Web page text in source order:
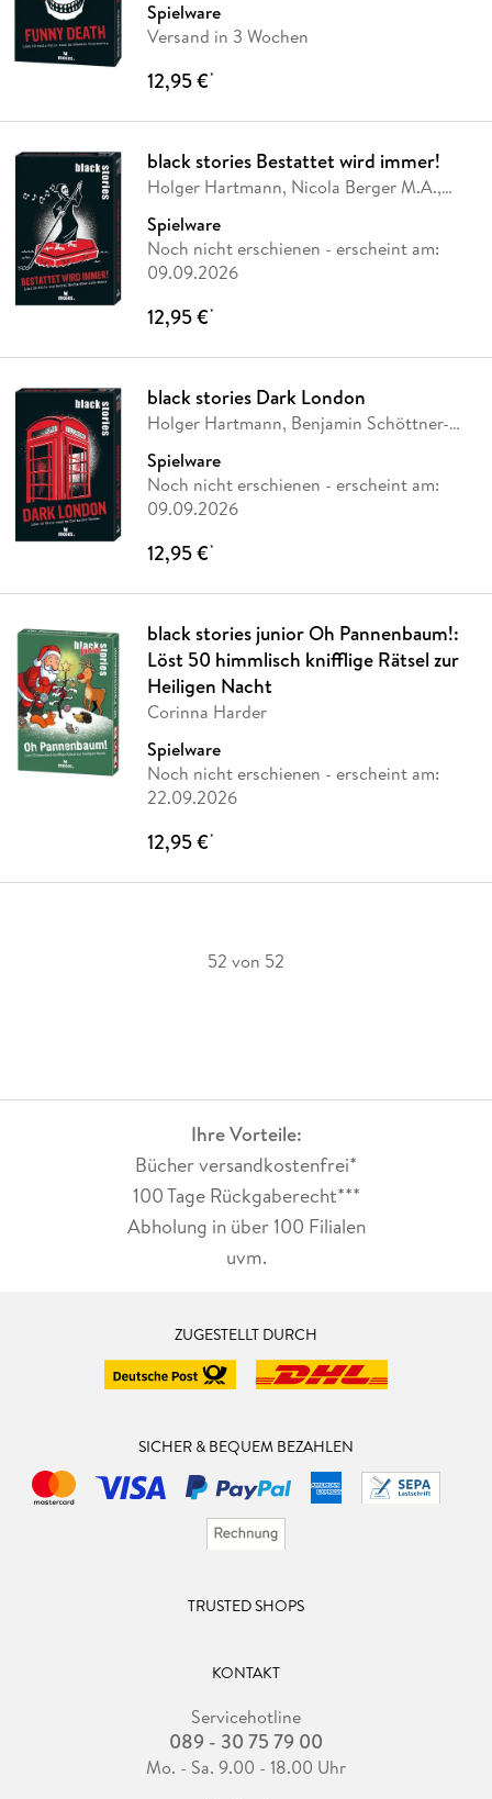
Spielware
Versand in 3 Wochen
12,95 €*
black stories Bestattet wird immer!
Holger Hartmann, Nicola Berger M.A.,
Spielware
Noch nicht erschienen - erscheint am:
09.09.2026
12,95 €*
black stories Dark London
Holger Hartmann, Benjamin Schöttner-
Spielware
Noch nicht erschienen - erscheint am:
09.09.2026
12,95 €*
black stories junior Oh Pannenbaum!:
Löst 50 himmlisch knifflige Rätsel zur
Heiligen Nacht
Corinna Harder
Spielware
Noch nicht erschienen - erscheint am:
22.09.2026
12,95 €*
52 von 52
Ihre Vorteile:
Bücher versandkostenfrei*
100 Tage Rückgaberecht***
Abholung in über 100 Filialen
uvm.
ZUGESTELLT DURCH
SICHER & BEQUEM BEZAHLEN
TRUSTED SHOPS
KONTAKT
Servicehotline
089 - 30 75 79 00
Mo. - Sa. 9.00 - 18.00 Uhr